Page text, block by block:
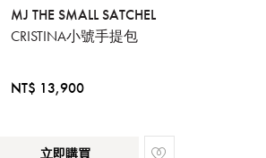
MJ THE SMALL SATCHEL
CRISTINA小號手提包
NT$ 13,900
立即購買